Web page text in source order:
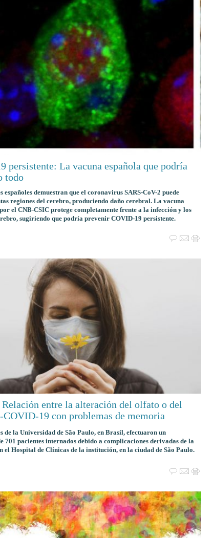
persistente: La vacuna española que podría
todo
españoles demuestran que el coronavirus SARS-CoV-2 puede
regiones del cerebro, produciendo daño cerebral. La vacuna
el CNB-CSIC protege completamente frente a la infección y los
sugiriendo que podría prevenir COVID-19 persistente.
entre la alteración del olfato o del
COVID-19 con problemas de memoria
de la Universidad de São Paulo, en Brasil, efectuaron un
701 pacientes internados debido a complicaciones derivadas de la
el Hospital de Clínicas de la institución, en la ciudad de São Paulo.